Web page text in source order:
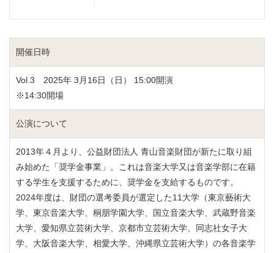
開催日時
Vol.3 2025年 3月16日（日） 15:00開演
※14:30開場
公演について
2013年４月より、公益財団法人 青山音楽財団が新たに取り組
み始めた「奨学金事業」。これは音楽大学又は音楽学部に在籍
する学生を支援するために、奨学金を支給するものです。
2024年度は、財団の選考委員が選定した11大学（東京藝術大
学、東京音楽大学、桐朋学園大学、国立音楽大学、武蔵野音楽
大学、愛知県立芸術大学、京都市立芸術大学、同志社女子大
学、大阪音楽大学、相愛大学、沖縄県立芸術大学）の各音楽学